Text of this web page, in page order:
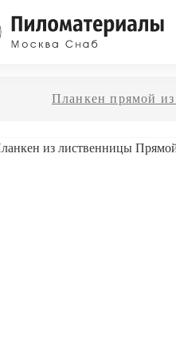
Планкен прямой